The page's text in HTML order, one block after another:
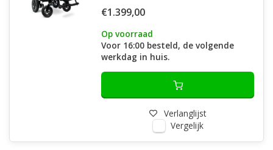
€1.399,00
Op voorraad
Voor 16:00 besteld, de volgende
werkdag in huis.
Verlanglijst
Vergelijk